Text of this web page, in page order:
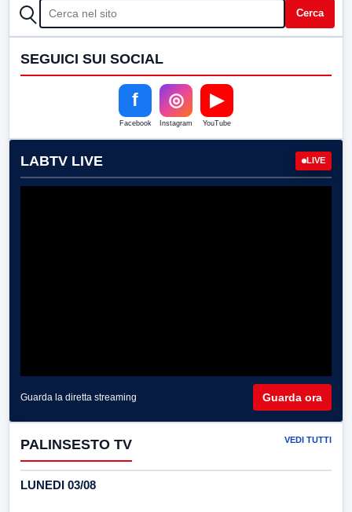
CERCA Cerca
SEGUICI SUI SOCIAL
f
Facebook
◎
Instagram
▶
YouTube
LABTV LIVE LIVE
Guarda la diretta streaming Guarda ora
PALINSESTO TV VEDI TUTTI
LUNEDI 03/08